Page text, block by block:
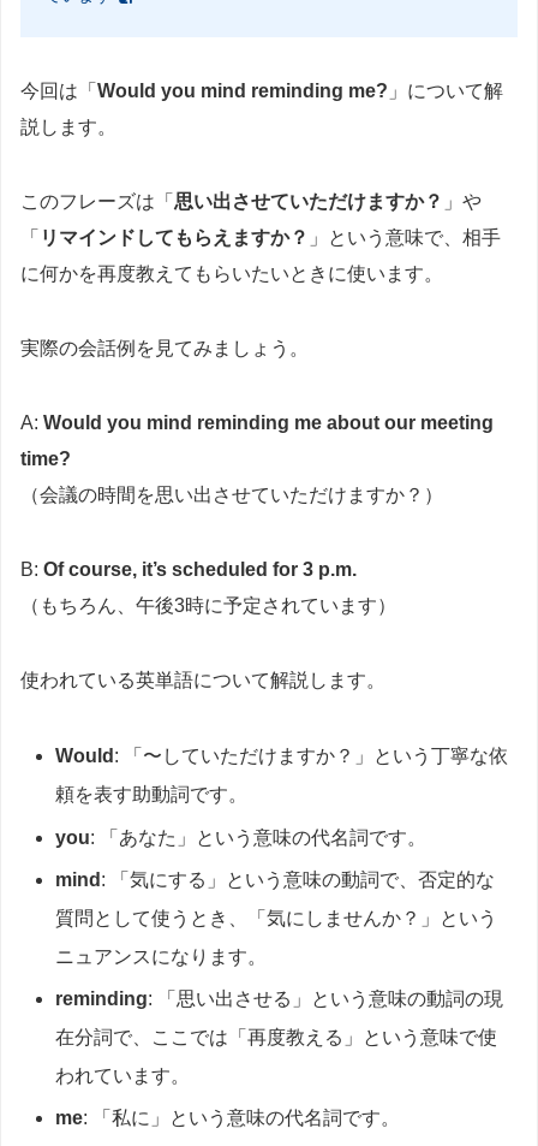
今回は「 Would you mind reminding me? 」について解
説します。
このフレーズは「 思い出させていただけますか？ 」や
「 リマインドしてもらえますか？ 」という意味で、相手
に何かを再度教えてもらいたいときに使います。
実際の会話例を見てみましょう。
A: Would you mind reminding me about our meeting
time?
（会議の時間を思い出させていただけますか？）
B: Of course, it’s scheduled for 3 p.m.
（もちろん、午後3時に予定されています）
使われている英単語について解説します。
Would : 「〜していただけますか？」という丁寧な依
頼を表す助動詞です。
you: 「あなた」という意味の代名詞です。
mind : 「気にする」という意味の動詞で、否定的な
質問として使うとき、「気にしませんか？」という
ニュアンスになります。
reminding: 「思い出させる」という意味の動詞の現
在分詞で、ここでは「再度教える」という意味で使
われています。
me: 「私に」という意味の代名詞です。